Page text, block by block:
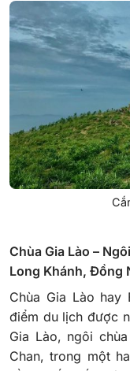
Chùa Gia Lào –
Long Khánh, Đồng
Chùa Gia Lào hay
điểm du lịch được
Gia Lào, ngôi
Chan, trong một